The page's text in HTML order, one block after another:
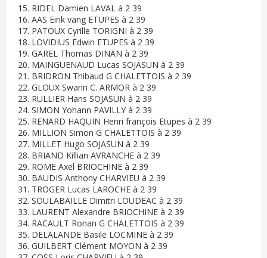
15. RIDEL Damien LAVAL à 2 39
16. AAS Eirik vang ETUPES à 2 39
17. PATOUX Cyrille TORIGNI à 2 39
18. LOVIDIUS Edwin ETUPES à 2 39
19. GAREL Thomas DINAN à 2 39
20. MAINGUENAUD Lucas SOJASUN à 2 39
21. BRIDRON Thibaud G CHALETTOIS à 2 39
22. GLOUX Swann C. ARMOR à 2 39
23. RULLIER Hans SOJASUN à 2 39
24. SIMON Yohann PAVILLY à 2 39
25. RENARD HAQUIN Henri françois Etupes à 2 39
26. MILLION Simon G CHALETTOIS à 2 39
27. MILLET Hugo SOJASUN à 2 39
28. BRIAND Killian AVRANCHE à 2 39
29. ROME Axel BRIOCHINE à 2 39
30. BAUDIS Anthony CHARVIEU à 2 39
31. TROGER Lucas LAROCHE à 2 39
32. SOULABAILLE Dimitri LOUDEAC à 2 39
33. LAURENT Alexandre BRIOCHINE à 2 39
34. RACAULT Ronan G CHALETTOIS à 2 39
35. DELALANDE Basile LOCMINE à 2 39
36. GUILBERT Clément MOYON à 2 39